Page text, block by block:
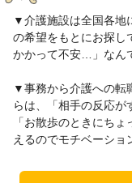
▼介護施設は全国各地
の希望をもとにお探し
かかって不安…」なん
▼事務から介護への転
らは、「相手の反応が
「お散歩のときにち
えるのでモチベーショ